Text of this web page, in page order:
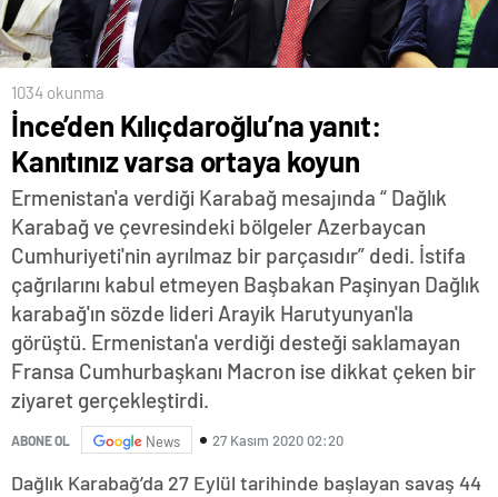
1034 okunma
İnce’den Kılıçdaroğlu’na yanıt:
Kanıtınız varsa ortaya koyun
Ermenistan'a verdiği Karabağ mesajında “ Dağlık
Karabağ ve çevresindeki bölgeler Azerbaycan
Cumhuriyeti'nin ayrılmaz bir parçasıdır” dedi. İstifa
çağrılarını kabul etmeyen Başbakan Paşinyan Dağlık
karabağ'ın sözde lideri Arayik Harutyunyan'la
görüştü. Ermenistan'a verdiği desteği saklamayan
Fransa Cumhurbaşkanı Macron ise dikkat çeken bir
ziyaret gerçekleştirdi.
ABONE OL News 27 Kasım 2020 02:20
Dağlık Karabağ’da 27 Eylül tarihinde başlayan savaş 44